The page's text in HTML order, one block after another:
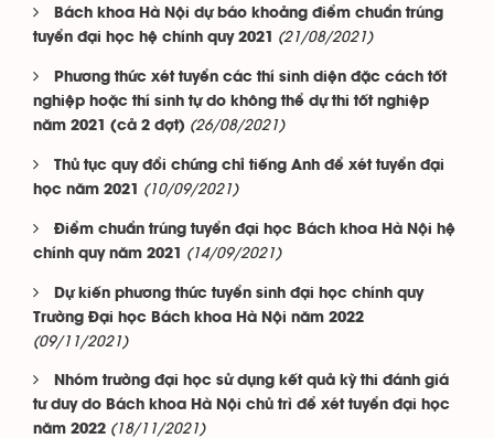
Bách khoa Hà Nội dự báo khoảng điểm chuẩn trúng
tuyển đại học hệ chính quy 2021
(21/08/2021)
Phương thức xét tuyển các thí sinh diện đặc cách tốt
nghiệp hoặc thí sinh tự do không thể dự thi tốt nghiệp
năm 2021 (cả 2 đợt) (26/08/2021)
Thủ tục quy đổi chứng chỉ tiếng Anh để xét tuyển đại
học năm 2021
(10/09/2021)
Điểm chuẩn trúng tuyển đại học Bách khoa Hà Nội hệ
chính quy năm 2021
(14/09/2021)
Dự kiến phương thức tuyển sinh đại học chính quy
Trường Đại học Bách khoa Hà Nội năm 2022
(09/11/2021)
Nhóm trường đại học sử dụng kết quả kỳ thi đánh giá
tư duy do Bách khoa Hà Nội chủ trì để xét tuyển đại học
năm 2022 (18/11/2021)